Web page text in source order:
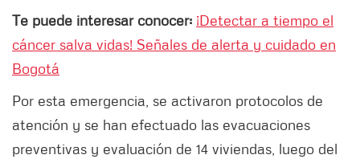
Te puede interesar conocer: ¡Detectar a tiempo el
cáncer salva vidas! Señales de alerta y cuidado en
Bogotá
Por esta emergencia, se activaron protocolos de
atención y se han efectuado las evacuaciones
preventivas y evaluación de 14 viviendas, luego del